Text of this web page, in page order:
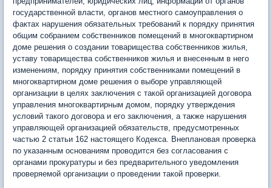
государственной власти, органов местного самоуправления о
фактах нарушения обязательных требований к порядку принятия
общим собранием собственников помещений в многоквартирном
доме решения о создании товарищества собственников жилья,
уставу товарищества собственников жилья и внесенным в него
изменениям, порядку принятия собственниками помещений в
многоквартирном доме решения о выборе управляющей
организации в целях заключения с такой организацией договора
управления многоквартирным домом, порядку утверждения
условий такого договора и его заключения, а также нарушения
управляющей организацией обязательств, предусмотренных
частью 2 статьи 162 настоящего Кодекса. Внеплановая проверка
по указанным основаниям проводится без согласования с
органами прокуратуры и без предварительного уведомления
проверяемой организации о проведении такой проверки.